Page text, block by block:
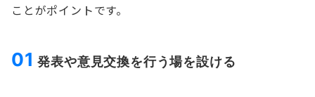
ことがポイントです。
01 発表や意見交換を行う場を設ける